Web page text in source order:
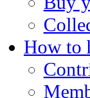
How to